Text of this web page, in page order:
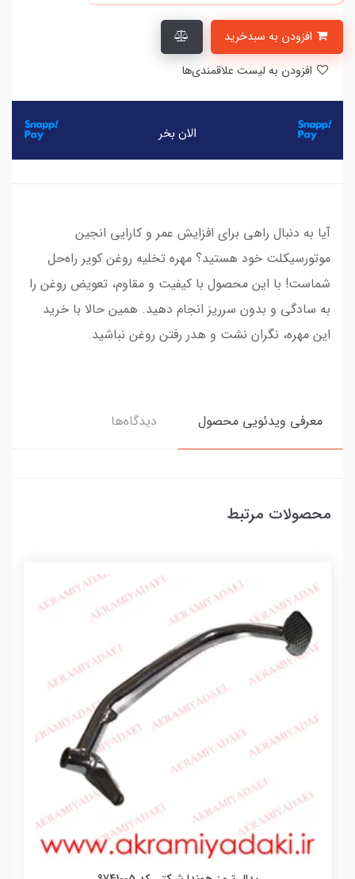
آیا به دنبال راهی برای افزایش عمر و کارایی انجین
موتورسیکلت خود هستید؟ مهره تخلیه روغن کویر راه‌حل
شماست! با این محصول با کیفیت و مقاوم، تعویض روغن را
به سادگی و بدون سرریز انجام دهید. همین حالا با خرید
این مهره، نگران نشت و هدر رفتن روغن نباشید.
معرفی ویدئویی محصول دیدگاه‌ها
محصولات مرتبط